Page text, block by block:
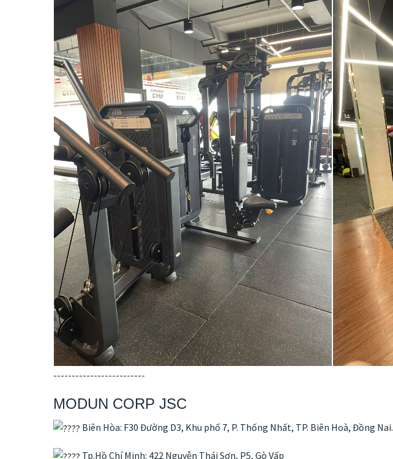
-------------------------
MODUN CORP JSC
Biên Hòa: F30 Đường D3, Khu phố 7, P. Thống Nhất, TP. Biên Hoà, Đồng Nai.
Tp.Hồ Chí Minh: 422 Nguyễn Thái Sơn, P5, Gò Vấp